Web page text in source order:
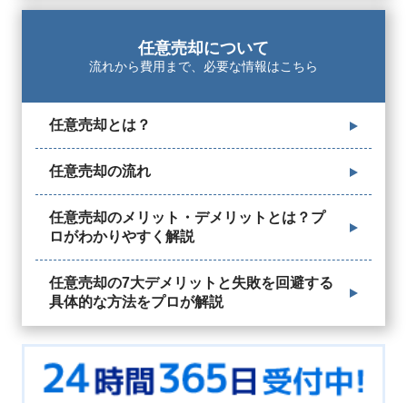
任意売却について
流れから費用まで、必要な情報はこちら
任意売却とは？
任意売却の流れ
任意売却のメリット・デメリットとは？プ
ロがわかりやすく解説
任意売却の7大デメリットと失敗を回避する
具体的な方法をプロが解説